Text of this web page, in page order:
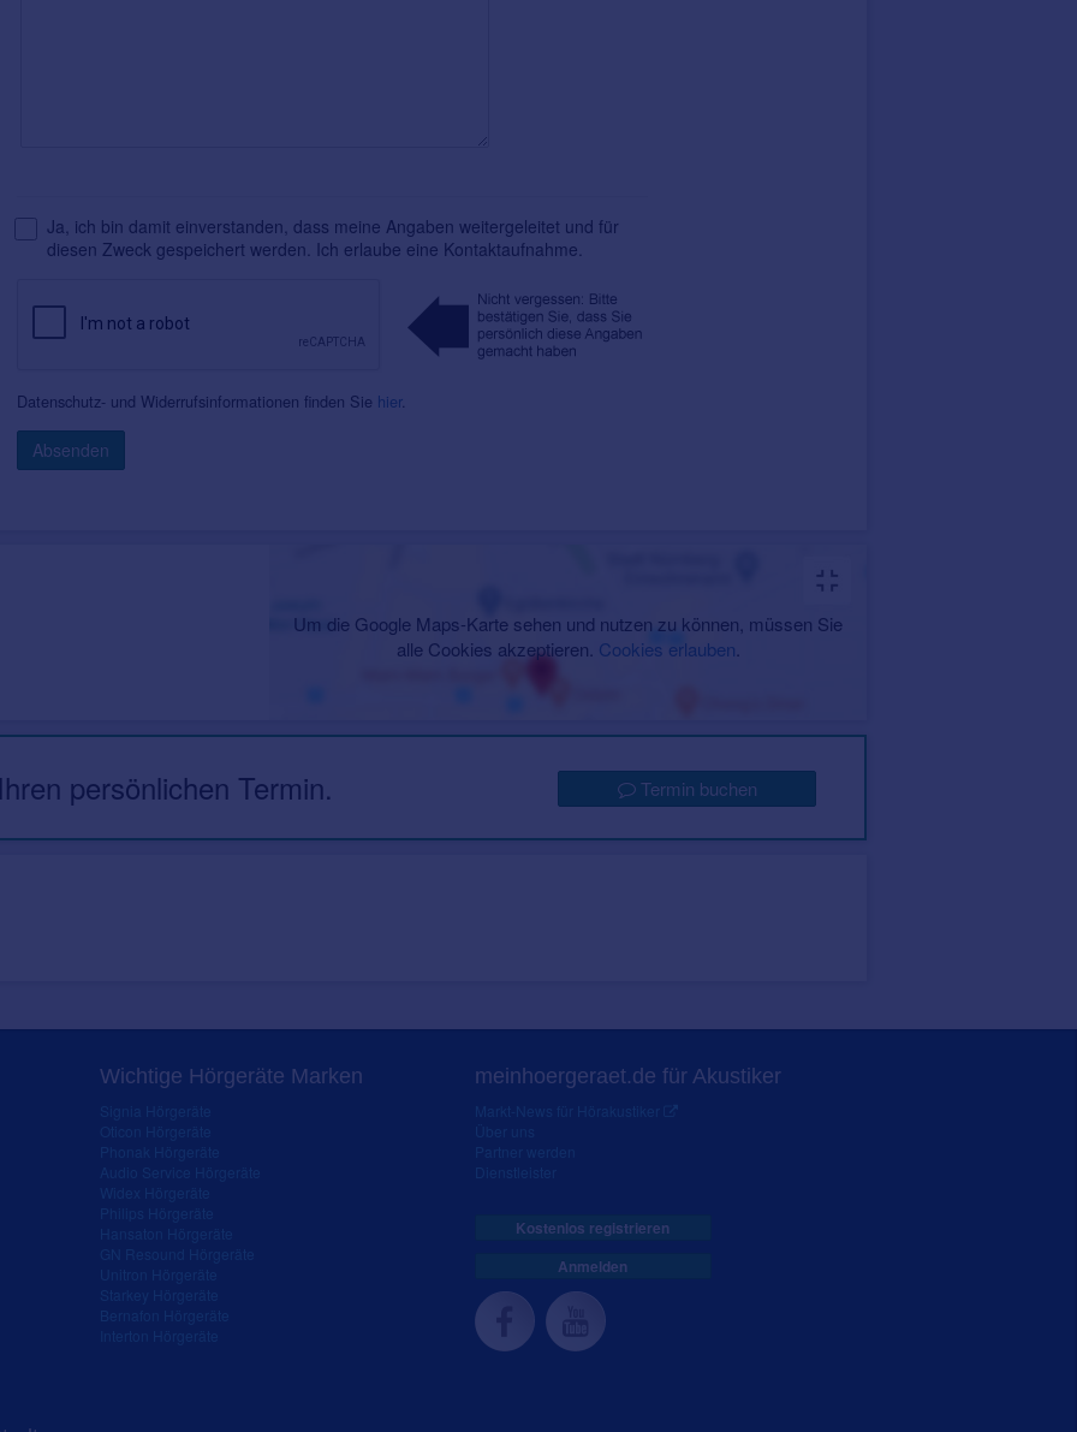
Ja, ich bin damit einverstanden, dass meine Angaben weitergeleitet und für
diesen Zweck gespeichert werden. Ich erlaube eine Kontaktaufnahme.
Datenschutz- und Widerrufsinformationen finden Sie hier.
Absenden
Um die Google Maps-Karte sehen und nutzen zu können, müssen Sie
alle Cookies akzeptieren. Cookies erlauben
persönlichen Termin. Termin buchen
Wichtige Hörgeräte Marken meinhoergeraet.de für Akustiker
Kostenlos registrieren
Anmelden